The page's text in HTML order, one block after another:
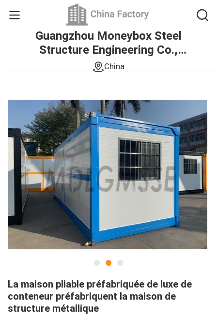
Guangzhou Moneybox Steel
Structure Engineering Co.,
Ltd.
China
La maison pliable préfabriquée de luxe de
conteneur préfabriquent la maison de
structure métallique